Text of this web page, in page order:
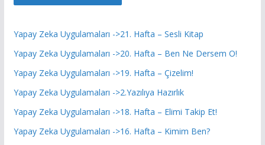
Yapay Zeka Uygulamaları ->21. Hafta – Sesli Kitap
Yapay Zeka Uygulamaları ->20. Hafta – Ben Ne Dersem O!
Yapay Zeka Uygulamaları ->19. Hafta – Çizelim!
Yapay Zeka Uygulamaları ->2.Yazılıya Hazırlık
Yapay Zeka Uygulamaları ->18. Hafta – Elimi Takip Et!
Yapay Zeka Uygulamaları ->16. Hafta – Kimim Ben?